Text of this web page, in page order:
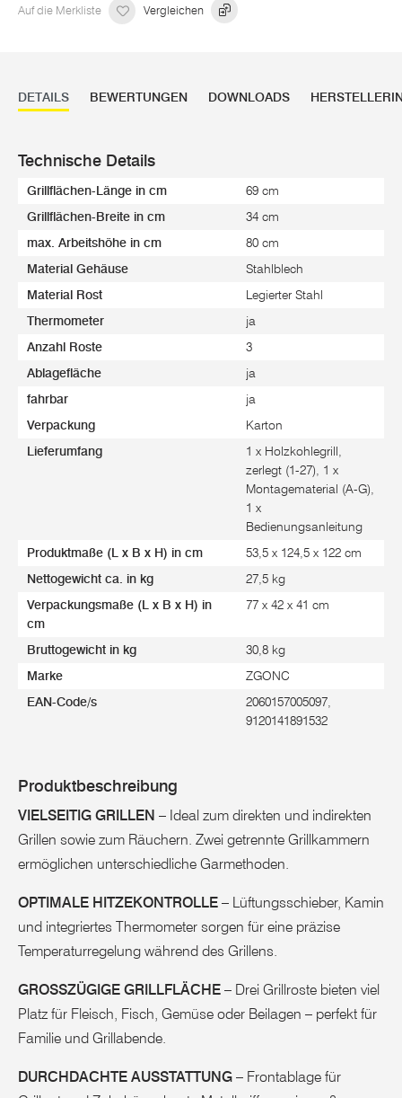
Auf die Merkliste Vergleichen
DETAILS BEWERTUNGEN DOWNLOADS
Technische Details
Grillflächen-Länge in cm 69 cm
Grillflächen-Breite in cm 34 cm
max. Arbeitshöhe in cm 80 cm
Material Gehäuse Stahlblech
Material Rost Legierter Stahl
Thermometer ja
Anzahl Roste 3
Ablagefläche ja
fahrbar ja
Verpackung Karton
Lieferumfang
1 x Holzkohlegrill,
zerlegt (1-27), 1 x
Montagematerial (A-G),
1 x
Bedienungsanleitung
Produktmaße (L x B x H) in cm 53,5 x 124,5 x 122 cm
Nettogewicht ca. in kg 27,5 kg
Verpackungsmaße (L x B x H) in
cm
77 x 42 x 41 cm
Bruttogewicht in kg 30,8 kg
Marke ZGONC
EAN-Code/s
2060157005097,
9120141891532
Produktbeschreibung
VIELSEITIG GRILLEN – Ideal zum direkten und indirekten
Grillen sowie zum Räuchern. Zwei getrennte Grillkammern
ermöglichen unterschiedliche Garmethoden.
OPTIMALE HITZEKONTROLLE – Lüftungsschieber, Kamin
und integriertes Thermometer sorgen für eine präzise
Temperaturregelung während des Grillens.
GROSSZÜGIGE GRILLFLÄCHE – Drei Grillroste bieten viel
Platz für Fleisch, Fisch, Gemüse oder Beilagen – perfekt für
Familie und Grillabende.
DURCHDACHTE AUSSTATTUNG – Frontablage für